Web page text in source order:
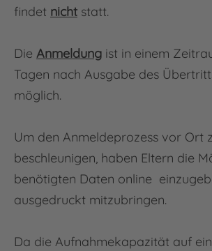
findet nicht statt.
Die Anmeldung ist in einem
Tagen nach Ausgabe des
möglich.
Um den Anmeldeprozess vor Ort
beschleunigen, haben Eltern die
benötigten Daten online
ausgedruckt mitzubringen.
Da die Aufnahmekapazität auf